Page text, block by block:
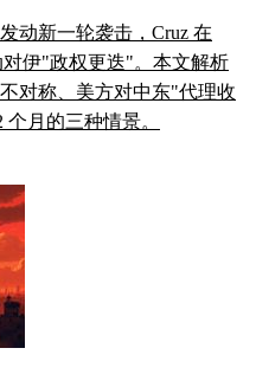
动新一轮袭击，Cruz 在
伊"政权更迭"。本文解析
对称、美方对中东"代理收
月的三种情景。